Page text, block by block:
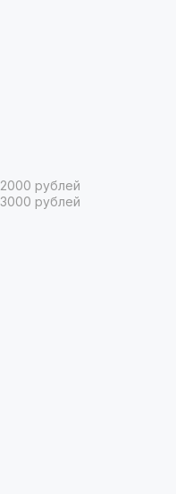
рублей
рублей